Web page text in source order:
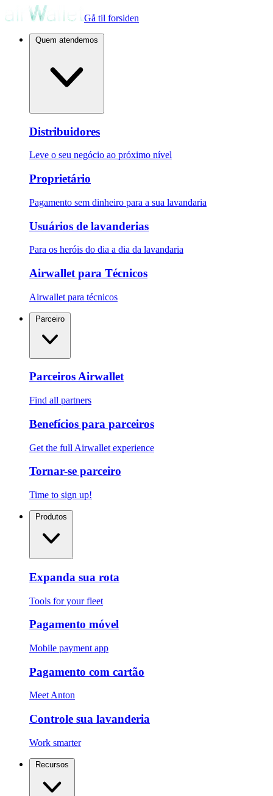
Gå til forsiden
Distribuidores
Leve o seu negócio ao próximo nível
Proprietário
Pagamento sem dinheiro para a sua lavandaria
Usuários de lavanderias
Para os heróis do dia a dia da lavandaria
Airwallet para Técnicos
Airwallet para técnicos
Parceiros Airwallet
Find all partners
Benefícios para parceiros
Get the full Airwallet experience
Tornar-se parceiro
Time to sign up!
Expanda sua rota
Tools for your fleet
Pagamento móvel
Mobile payment app
Pagamento com cartão
Meet Anton
Controle sua lavanderia
Work smarter